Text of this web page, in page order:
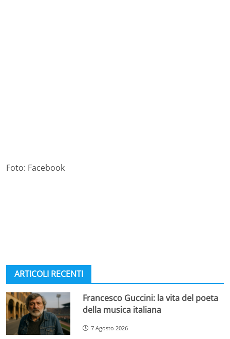
Foto: Facebook
ARTICOLI RECENTI
Francesco Guccini: la vita del poeta
della musica italiana
7 Agosto 2026